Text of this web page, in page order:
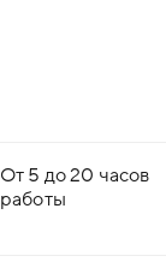
От 5 до 20 часов
работы